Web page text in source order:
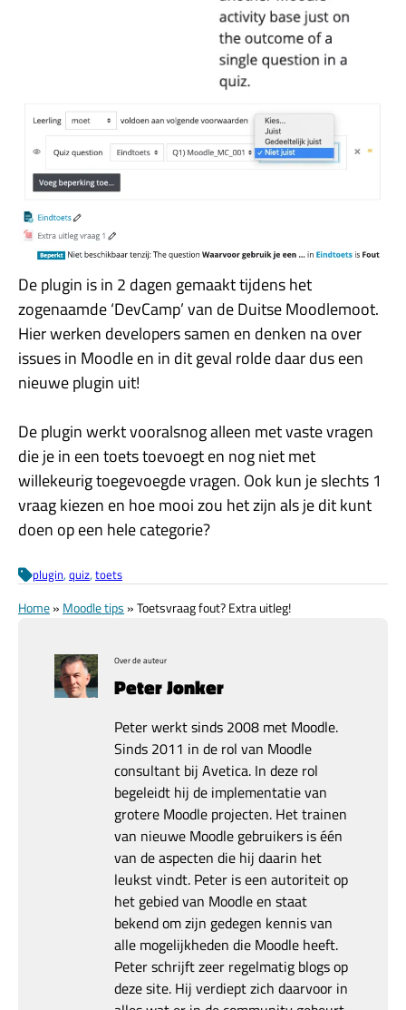
De plugin is in 2 dagen gemaakt tijdens het
zogenaamde ‘DevCamp’ van de Duitse Moodlemoot.
Hier werken developers samen en denken na over
issues in Moodle en in dit geval rolde daar dus een
nieuwe plugin uit!
De plugin werkt vooralsnog alleen met vaste vragen
die je in een toets toevoegt en nog niet met
willekeurig toegevoegde vragen. Ook kun je slechts 1
vraag kiezen en hoe mooi zou het zijn als je dit kunt
doen op een hele categorie?
plugin, quiz, toets
Home» Moodle tips »Toetsvraag fout? Extra uitleg!
Over de auteur
Peter Jonker
Peter werkt sinds 2008 met Moodle.
Sinds 2011 in de rol van Moodle
consultant bij Avetica. In deze rol
begeleidt hij de implementatie van
grotere Moodle projecten. Het trainen
van nieuwe Moodle gebruikers is één
van de aspecten die hij daarin het
leukst vindt. Peter is een autoriteit op
het gebied van Moodle en staat
bekend om zijn gedegen kennis van
alle mogelijkheden die Moodle heeft.
Peter schrijft zeer regelmatig blogs op
deze site. Hij verdiept zich daarvoor in